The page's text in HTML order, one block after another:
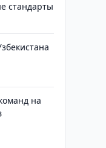
стандарты
на